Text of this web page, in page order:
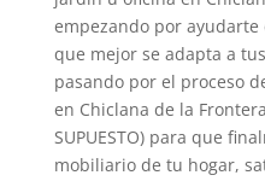
empezando por ayudarte
que mejor se adapta a
pasando por el proceso
en Chiclana de la Frontera
SUPUESTO) para que
mobiliario de tu hogar,